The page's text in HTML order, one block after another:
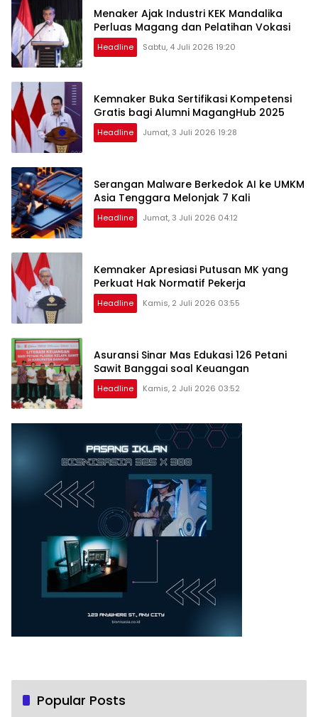
Menaker Ajak Industri KEK Mandalika
Perluas Magang dan Pelatihan Vokasi
Headline Sabtu, 4 Juli 2026 19:20
Kemnaker Buka Sertifikasi Kompetensi
Gratis bagi Alumni MagangHub 2025
Headline Jumat, 3 Juli 2026 19:28
Serangan Malware Berkedok AI ke UMKM
Asia Tenggara Melonjak 7 Kali
Headline Jumat, 3 Juli 2026 04:12
Kemnaker Apresiasi Putusan MK yang
Perkuat Hak Normatif Pekerja
Headline Kamis, 2 Juli 2026 03:55
Asuransi Sinar Mas Edukasi 126 Petani
Sawit Banggai soal Keuangan
Headline Kamis, 2 Juli 2026 03:52
Popular Posts